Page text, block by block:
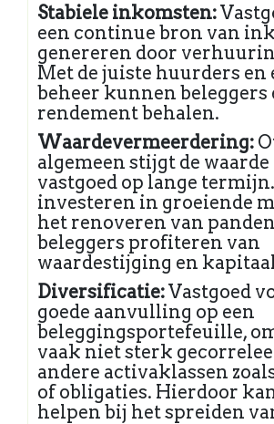
Stabiele inkomsten:
een continue bron van
genereren door
Met de juiste huurders en
beheer kunnen beleggers
rendement behalen.
Waardevermeerdering:
algemeen stijgt de waarde
vastgoed op lange
investeren in groeiende
het renoveren van
beleggers profiteren van
waardestijging en
Diversificatie:Vastgoed
goede aanvulling op een
beleggingsportefeuille,
vaak niet sterk
andere activaklassen
of obligaties. Hierdoor
helpen bij het spreiden